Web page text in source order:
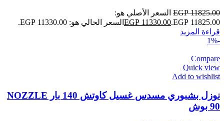
EGP11825.00
السعر الأصلي هو:
EGP 11825.00.
EGP 11330.00
السعر الحالي هو: EGP 11330.00.
قراءة المزيد
-1%
Compare
Quick view
Add to wishlist
نوزل بشبوري مسدس غسيل كاوتش 140 بار NOZZLE
90 بوش